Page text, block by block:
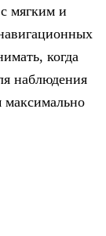
мягким и
когда
наблюдения
максимально